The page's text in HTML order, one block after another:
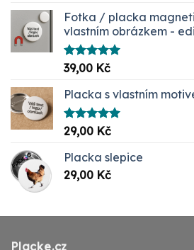
Fotka / placka
vlastním obrázkem -
Hodnocení
5.00
39,00 Kč
Placka s vlastním
Hodnocení
5.00
29,00 Kč
Placka slepice
29,00 Kč
Placke.cz